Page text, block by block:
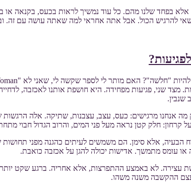
אלא בפחד שלנו מהם. כל עוד נמשיך לראות בכעס, בקנאה או
להרגיש הכול. אבל אתה אחראי למה שאתה עושה עם זה.
מצד שני, פגיעות מפחידה. היא חושפת אותנו לאכזבה,
מה אנחנו מרגישים: כעס, עצב, עצבנות, שתיקה. אלה
קרחון: חלק קטן נראה מעל פני המים, והרוב הגדול חבוי
הבעיה, אלא סימן. הם משמשים לעיתים כהגנה מפני
או עומס מתמשך. אדישות יכולה להגן על אכזבה כואבת.
עצירה. לא באמצע ההתפרצות, אלא אחריה. ברגע שקט
עצם ההקשבה משנה משהו.